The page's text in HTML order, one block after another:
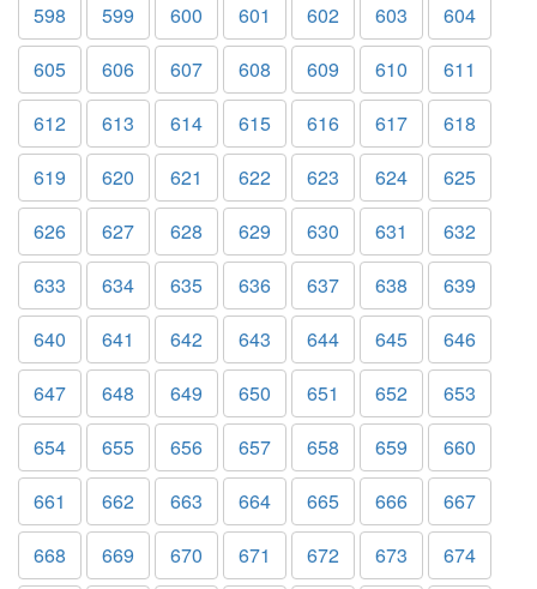
598
599 600 601 602 603
604
605
606 607 608 609 610
611
612
613 614 615 616 617
618
619
620 621 622 623 624
625
626
627 628 629 630 631
632
633
634 635 636 637 638
639
640
641 642 643 644 645
646
647
648 649 650 651 652
653
654
655 656 657 658 659
660
661
662 663 664 665 666
667
668
669 670 671 672 673
674